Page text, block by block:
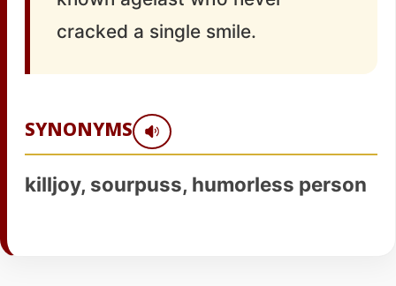
cracked a single smile.
SYNONYMS
killjoy, sourpuss, humorless person